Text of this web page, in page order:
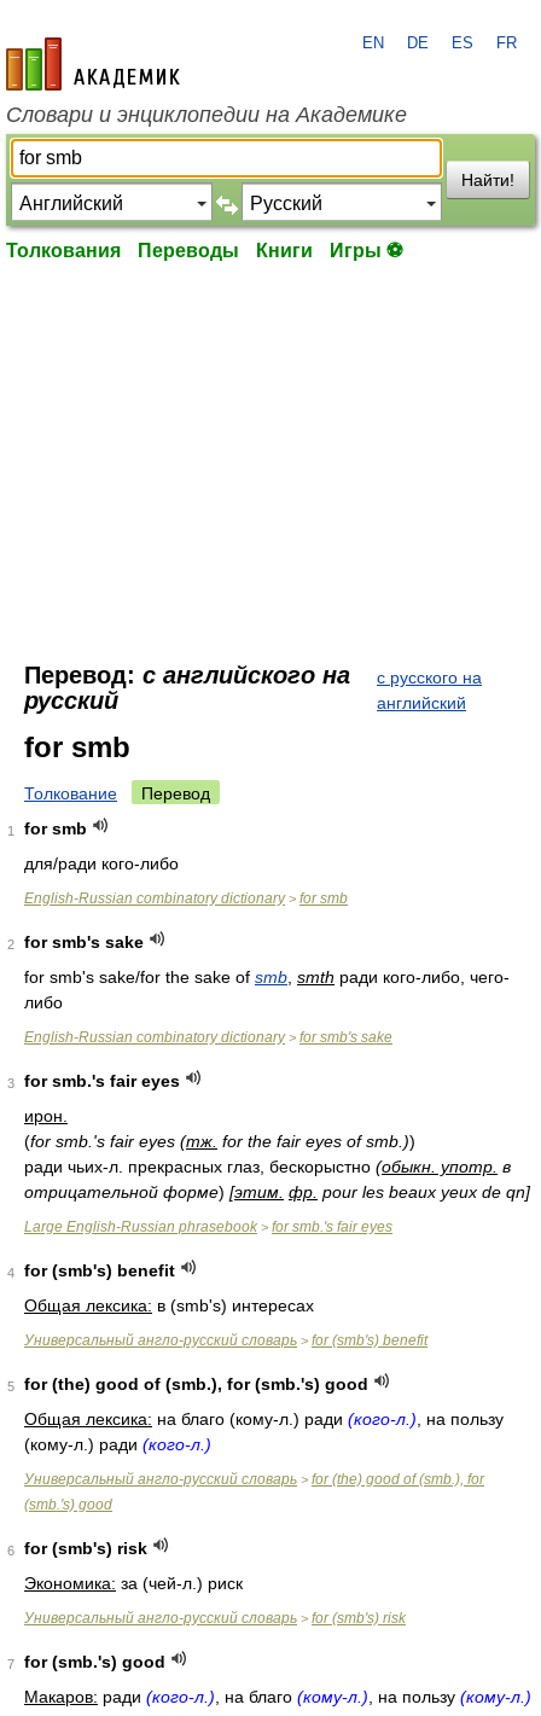
academic.ru
EN DE ES FR
Словари и энциклопедии на Академике
Найти!
Толкования Переводы Книги Игры ⚽
Перевод: с английского на
русский
с русского на
английский
for smb
Толкование Перевод
1
for smb
для/ради кого-либо
English-Russian combinatory dictionary> for smb
2
for smb's sake
for smb's sake/for the sake of smb smth ради кого-либо, чего-
либо
English-Russian combinatory dictionary> for smb's sake
3
for smb.'s fair eyes
ирон.
(for smb.'s fair eyes (тж. for the fair eyes of smb.))
ради чьих-л. прекрасных глаз, бескорыстно (обыкн. употр. в
отрицательной форме) [этим. фр. pour les beaux yeux de qn]
Large English-Russian phrasebook > for smb.'s fair eyes
4
for (smb's) benefit
Общая лексика: в (smb's) интересах
Универсальный англо-русский словарь > for (smb's) benefit
5
for (the) good of (smb.), for (smb.'s) good
Общая лексика: на благо (кому-л.) ради (кого-л.) , на пользу
(кому-л.) ради (кого-л.)
Универсальный англо-русский словарь > for (the) good of (smb.), for
(smb.'s) good
6
for (smb's) risk
Экономика: за (чей-л.) риск
Универсальный англо-русский словарь > for (smb's) risk
7
for (smb.'s) good
Макаров: ради (кого-л.) , на благо (кому-л.) , на пользу (кому-л.)